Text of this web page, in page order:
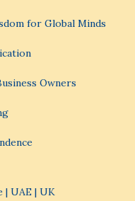
for Global Minds
Owners
| UAE | UK